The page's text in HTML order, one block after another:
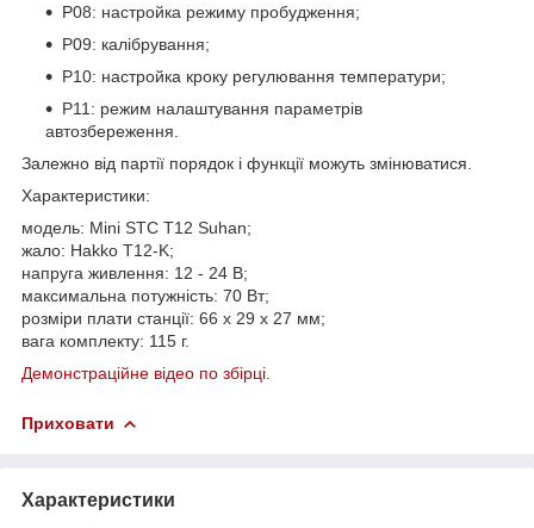
P08: настройка режиму пробудження;
P09: калібрування;
P10: настройка кроку регулювання температури;
P11: режим налаштування параметрів
автозбереження.
Залежно від партії порядок і функції можуть змінюватися.
Характеристики:
модель: Mini STC T12 Suhan;
жало: Hakko T12-K;
напруга живлення: 12 - 24 В;
максимальна потужність: 70 Вт;
розміри плати станції: 66 х 29 х 27 мм;
вага комплекту: 115 г.
Демонстраційне відео по збірці.
Приховати
Характеристики